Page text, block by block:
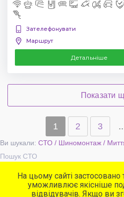
Зателефонувати
Маршрут
Детальніше
Показати
1 2 3
Ви шукали: СТО / Шиномонтаж /
Пошук СТО
Популярні
СТО
На цьому сайті
уможливлює якісніше
відвідувачів. Якщо ви